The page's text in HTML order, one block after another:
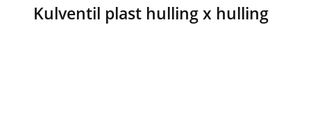
Kulventil plast hulling x hulling